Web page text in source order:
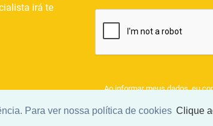
Para ver nossa política de cookies Clique
irá te
Ao informar meus dados, eu